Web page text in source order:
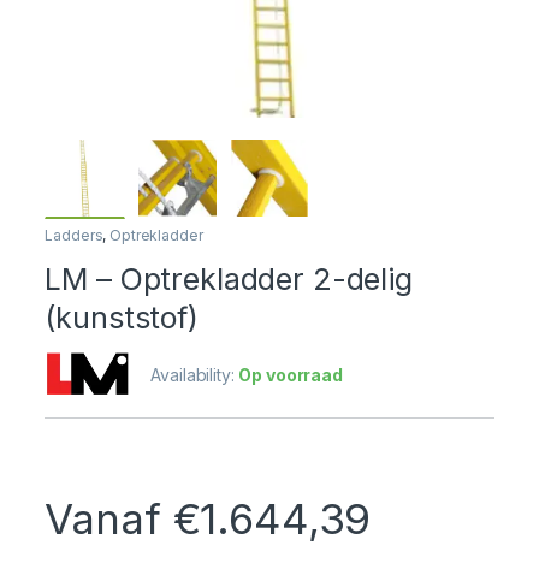
Ladders, Optrekladder
LM – Optrekladder 2-delig
(kunststof)
Availability: Op voorraad
Vanaf €1.644,39